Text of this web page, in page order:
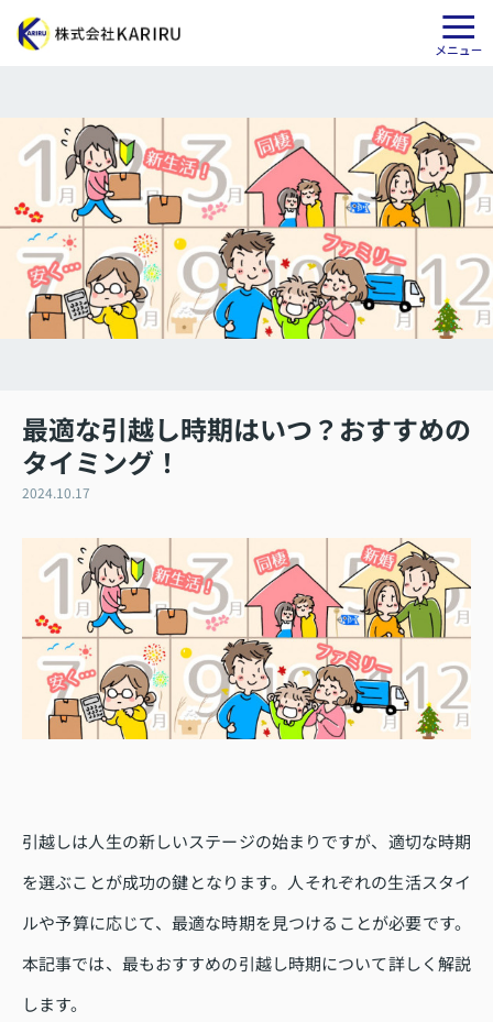
最適な引越し時期はいつ？おすすめの
タイミング！
2024.10.17
引越しは人生の新しいステージの始まりですが、適切な時期
を選ぶことが成功の鍵となります。人それぞれの生活スタイ
ルや予算に応じて、最適な時期を見つけることが必要です。
本記事では、最もおすすめの引越し時期について詳しく解説
します。